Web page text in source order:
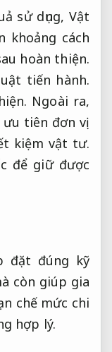
sử dụng, Vật
khoảng cách
hoàn thiện.
tiến hành.
Ngoài ra,
ưu tiên đơn vị
kiệm vật tư.
để giữ được
đặt đúng kỹ
còn giúp gia
chế mức chi
hợp lý.